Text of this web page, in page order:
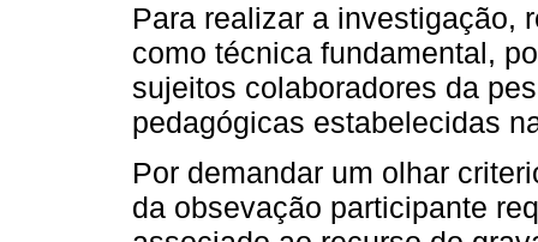
Para realizar a investigação,
como técnica fundamental,
sujeitos colaboradores da
pedagógicas estabelecidas
Por demandar um olhar
da obsevação participante